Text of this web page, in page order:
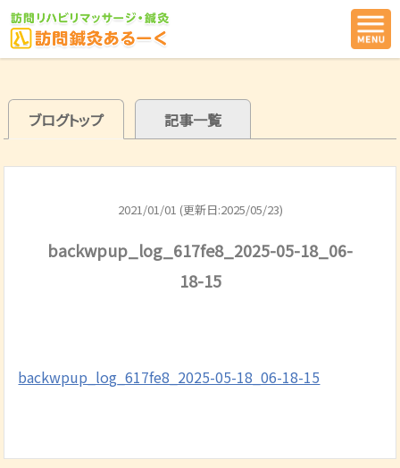
ブログトップ 記事一覧
2021/01/01 (更新日:2025/05/23)
backwpup_log_617fe8_2025-05-18_06-
18-15
backwpup_log_617fe8_2025-05-18_06-18-15